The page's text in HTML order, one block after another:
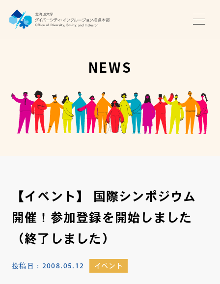
推進本部について
アクセス・お問い合わせ
NEWS
【イベント】 国際シンポジウム
開催！参加登録を開始しました
（終了しました）
投稿日： 2008.05.12 イベント